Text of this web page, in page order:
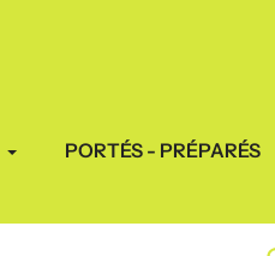
PORTÉS - PRÉPARÉS